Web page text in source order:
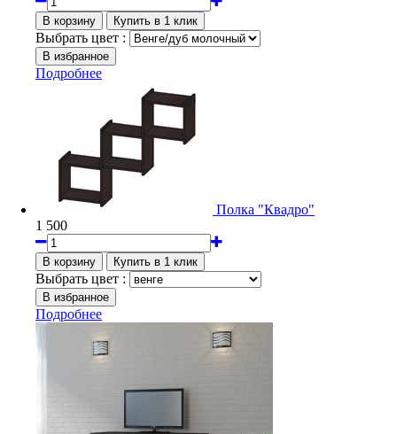
Выбрать цвет :
Подробнее
Полка "Квадро"
1 500
Выбрать цвет :
Подробнее